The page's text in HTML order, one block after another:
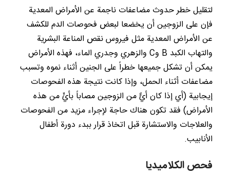
لتقليل خطر حدوث مضاعفات ناجمة عن الأمراض المعدية
فإن على الزوجين أن يخضعا لبعض فحوصات الدم للكشف
عن الأمراض المعدية مثل فيروس نقص المناعة البشرية
والتهاب الكبد B وC والزهري وجدري الماء، فهذه الأمراض
يمكن أن تشكل جميعها خطراً على الجنين أثناء نموه وتسبب
مضاعفات أثناء الحمل، وإذا كانت نتيجة هذه الفحوصات
إيجابية (أي إذا كان أيٌّ من الزوجين مصاباً بأيٍّ من هذه
الأمراض) فقد تكون هناك حاجة لإجراء مزيد من الفحوصات
والعلاجات والاستشارة قبل اتخاذ قرار ببدء دورة أطفال
الأنابيب.
فحص الكلاميديا